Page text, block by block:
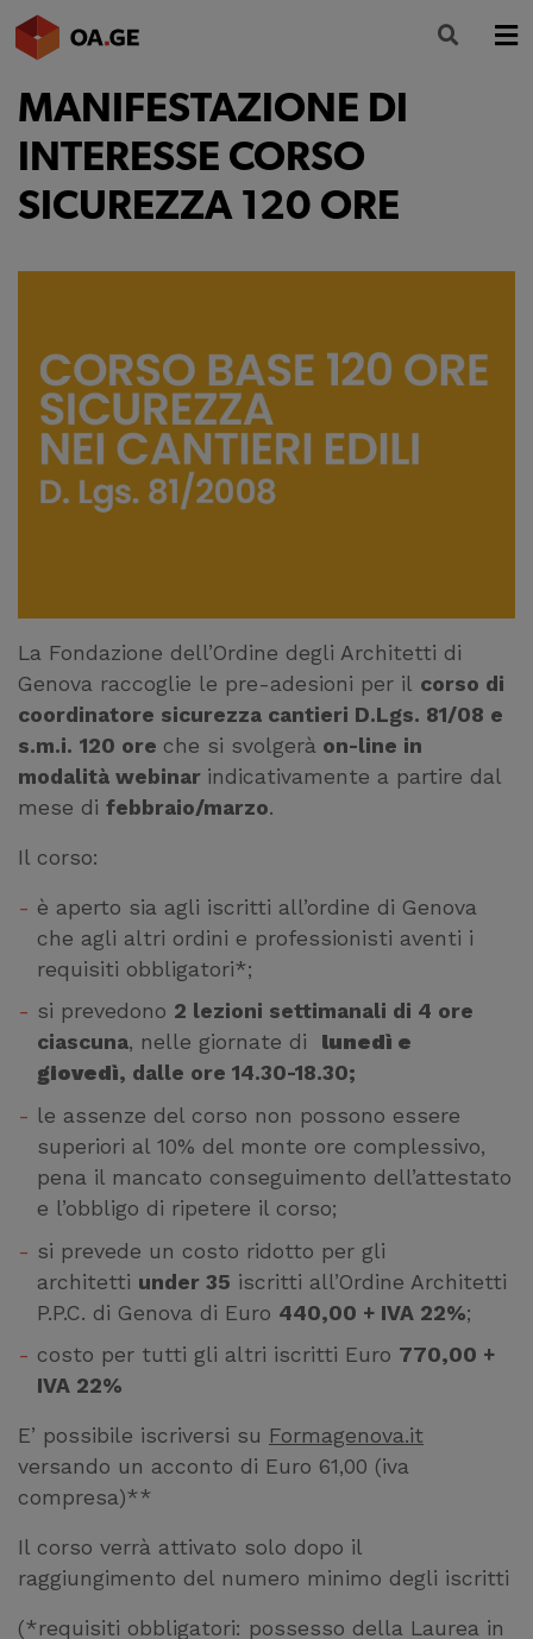
L’ORDINE
AMMINISTRAZIONE TRASPARENTE
ALBO
FORMAZIONE
NEWS
MANIFESTAZIONE DI
INTERESSE CORSO
SICUREZZA 120 ORE
La Fondazione dell’Ordine degli Architetti di
Genova raccoglie le pre-adesioni per il corso di
coordinatore sicurezza cantieri D.Lgs. 81/08 e
s.m.i. 120 ore che si svolgerà on-line in
modalità webinar indicativamente a partire dal
mese di febbraio/marzo.
Il corso:
è aperto sia agli iscritti all’ordine di Genova
che agli altri ordini e professionisti aventi i
requisiti obbligatori*;
si prevedono 2 lezioni settimanali di 4 ore
ciascuna, nelle giornate di lunedì e
giovedì, dalle ore 14.30-18.30;
le assenze del corso non possono essere
superiori al 10% del monte ore complessivo,
pena il mancato conseguimento dell’attestato
e l’obbligo di ripetere il corso;
si prevede un costo ridotto per gli
architetti under 35 iscritti all’Ordine Architetti
P.P.C. di Genova di Euro 440,00 + IVA 22%;
costo per tutti gli altri iscritti Euro 770,00 +
IVA 22%
E’ possibile iscriversi su Formagenova.it
versando un acconto di Euro 61,00 (iva
compresa)**
Il corso verrà attivato solo dopo il
raggiungimento del numero minimo degli iscritti
(*requisiti obbligatori: possesso della Laurea in